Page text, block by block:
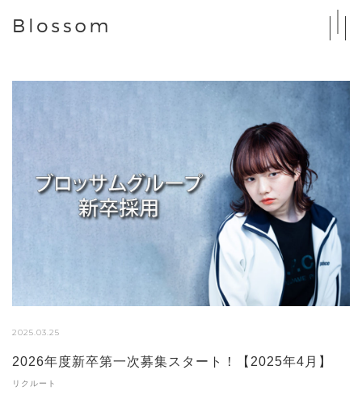
2025.03.25
2026年度新卒第一次募集スタート！【2025年4月】
リクルート